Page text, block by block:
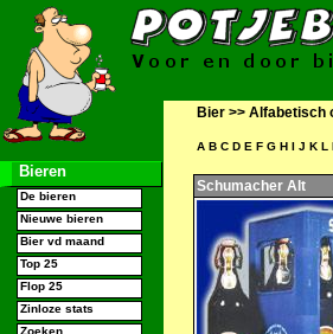
Bieren
De bieren
Nieuwe bieren
Bier vd maand
Top 25
Flop 25
Zinloze stats
Zoeken
Bier >> Alfabetisch
A B C D E F G H I J K L
Schumacher Alt